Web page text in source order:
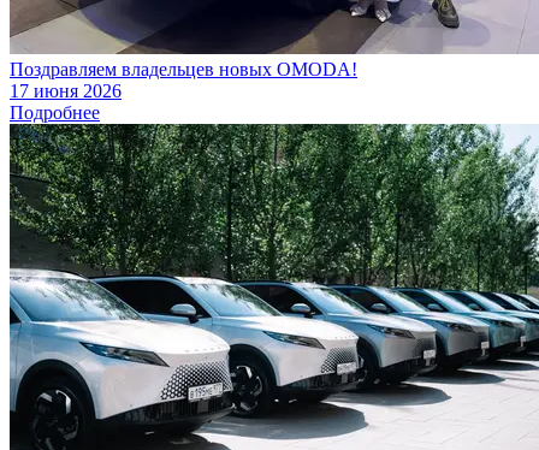
Поздравляем владельцев новых OMODA!
17 июня 2026
Подробнее